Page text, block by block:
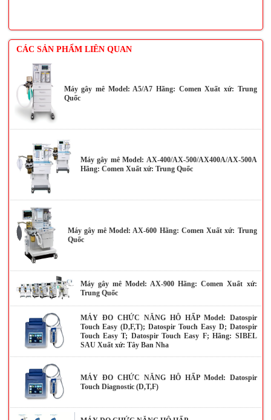
CÁC SẢN PHẨM LIÊN QUAN
Máy gây mê Model: A5/A7 Hãng: Comen Xuất xứ: Trung
Quốc
Máy gây mê Model: AX-400/AX-500/AX400A/AX-500A
Hãng: Comen Xuất xứ: Trung Quốc
Máy gây mê Model: AX-600 Hãng: Comen Xuất xứ: Trung
Quốc
Máy gây mê Model: AX-900 Hãng: Comen Xuất xứ:
Trung Quốc
MÁY ĐO CHỨC NĂNG HÔ HẤP Model: Datospir
Touch Easy (D,F,T); Datospir Touch Easy D; Datospir
Touch Easy T; Datospir Touch Easy F; Hãng: SIBEL
SAU Xuất xứ: Tây Ban Nha
MÁY ĐO CHỨC NĂNG HÔ HẤP Model: Datospir
Touch Diagnostic (D,T,F)